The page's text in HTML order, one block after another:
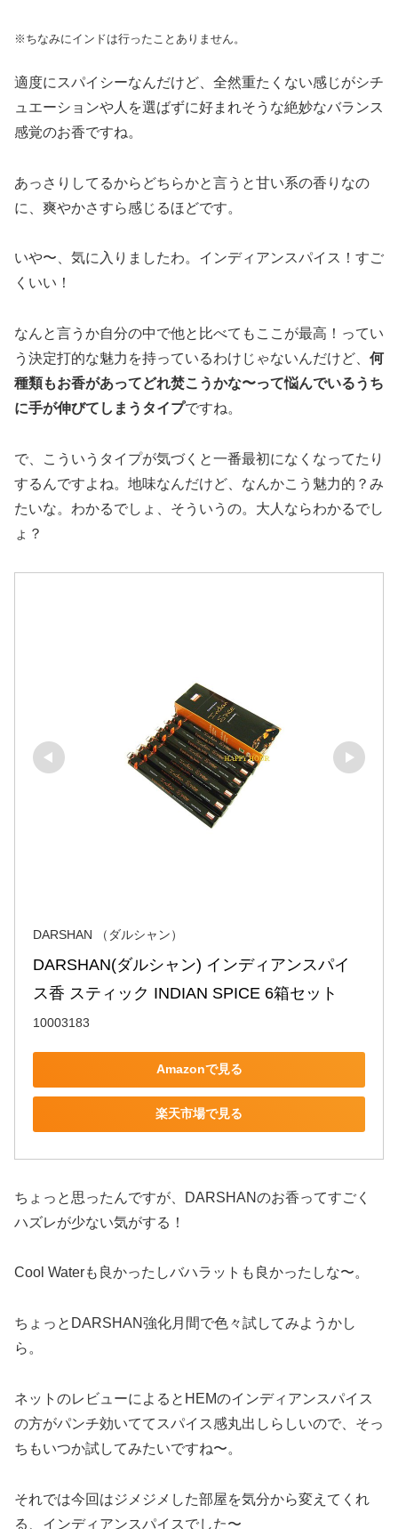
※ちなみにインドは行ったことありません。
適度にスパイシーなんだけど、全然重たくない感じがシチ
ュエーションや人を選ばずに好まれそうな絶妙なバランス
感覚のお香ですね。
あっさりしてるからどちらかと言うと甘い系の香りなの
に、爽やかさすら感じるほどです。
いや〜、気に入りましたわ。インディアンスパイス！すご
くいい！
なんと言うか自分の中で他と比べてもここが最高！ってい
う決定打的な魅力を持っているわけじゃないんだけど、 何
種類もお香があってどれ焚こうかな〜って悩んでいるうち
に手が伸びてしまうタイプですね。
で、こういうタイプが気づくと一番最初になくなってたり
するんですよね。地味なんだけど、なんかこう魅力的？み
たいな。わかるでしょ、そういうの。大人ならわかるでし
ょ？
DARSHAN （ダルシャン）
DARSHAN(ダルシャン) インディアンスパイ
ス香 スティック INDIAN SPICE 6箱セット
10003183
Amazonで見る
楽天市場で見る
ちょっと思ったんですが、DARSHANのお香ってすごく
ハズレが少ない気がする！
Cool Waterも良かったしバハラットも良かったしな〜。
ちょっとDARSHAN強化月間で色々試してみようかし
ら。
ネットのレビューによるとHEMのインディアンスパイス
の方がパンチ効いててスパイス感丸出しらしいので、そっ
ちもいつか試してみたいですね〜。
それでは今回はジメジメした部屋を気分から変えてくれ
る、インディアンスパイスでした〜